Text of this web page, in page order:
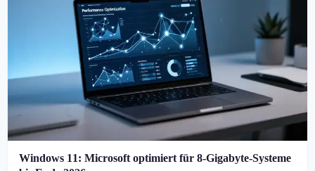
Windows 11: Microsoft optimiert für 8-Gigabyte-Systeme